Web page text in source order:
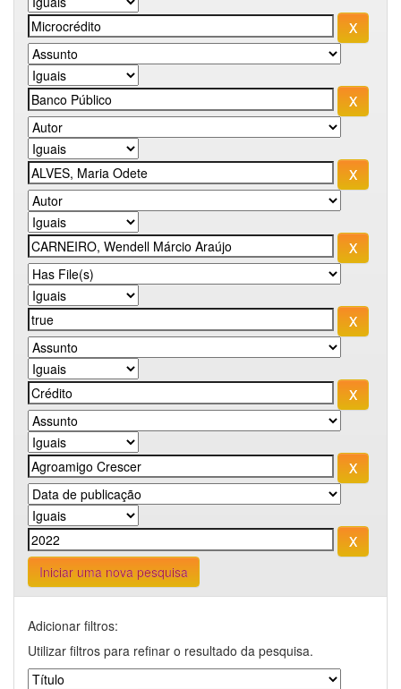
Iniciar uma nova pesquisa
Adicionar filtros:
Utilizar filtros para refinar o resultado da pesquisa.